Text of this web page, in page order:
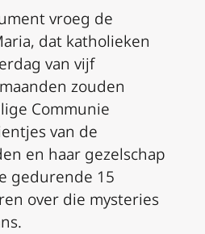
vroeg de
dat katholieken
van vijf
zouden
Communie
van de
en haar gezelschap
gedurende 15
over die mysteries